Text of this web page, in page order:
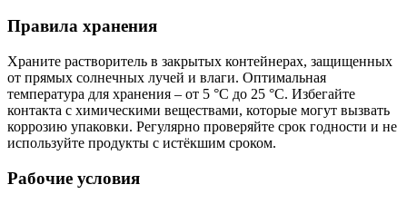
Правила хранения
Храните растворитель в закрытых контейнерах, защищенных
от прямых солнечных лучей и влаги. Оптимальная
температура для хранения – от 5 °C до 25 °C. Избегайте
контакта с химическими веществами, которые могут вызвать
коррозию упаковки. Регулярно проверяйте срок годности и не
используйте продукты с истёкшим сроком.
Рабочие условия